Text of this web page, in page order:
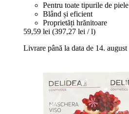
Pentru toate tipurile de piele
Blând și eficient
Proprietăți hrănitoare
59,59 lei (397,27 lei / l)
Livrare până la data de 14. august